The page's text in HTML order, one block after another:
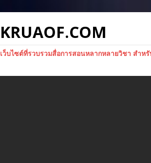
KRUAOF.COM
เว็บไซต์ที่รวบรวมสื่อการสอนหลากหลายวิชา สำห